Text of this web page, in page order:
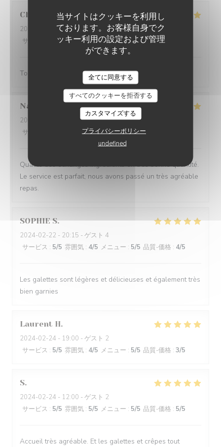
当サイトはクッキーを利用し
ております。お客様自身でク
ッキー利用の設定および管理
ができます。
全てに同意する
すべてのクッキーを拒否する
カスタマイズする
プライバシーポリシー
undefined
Christine D
2024-02-25 - 18:45 - ゲスト 3
サービス
/5 雰囲気: 4/5 メニュー:5/5 品質-価格
Toujours aussi bonnes galettes et accueil au top!
Nathalie
2024-02-25
- 12:45 - ゲスト 6
サービス
雰囲気:5/5 メニュー:5/5 品質-価格
Qualité des échanges ingrédients en très bonne quantité.
Le service est parfait, nous avons passé un très agréable
repas.
SOPHIE S
2024-02-22 - 20:15 - ゲスト 4
サービス : 5/5 雰囲気 : 4/5 メニュー : 5/5 品質-価格 : 4/5
Les galettes sont légères et délicieuses et également très
bien garnies
Laurent H
2024-02-24 - 19:00 - ゲスト 2
サービス : 5/5 雰囲気 : 4/5 メニュー : 5/5 品質-価格 : 3/5
S
2024-02-24 - 12:00 - ゲスト 2
サービス : 5/5 雰囲気 : 5/5 メニュー : 5/5 品質-価格 : 5/5
Accueil très agréable. Et les galettes et crêpes tout